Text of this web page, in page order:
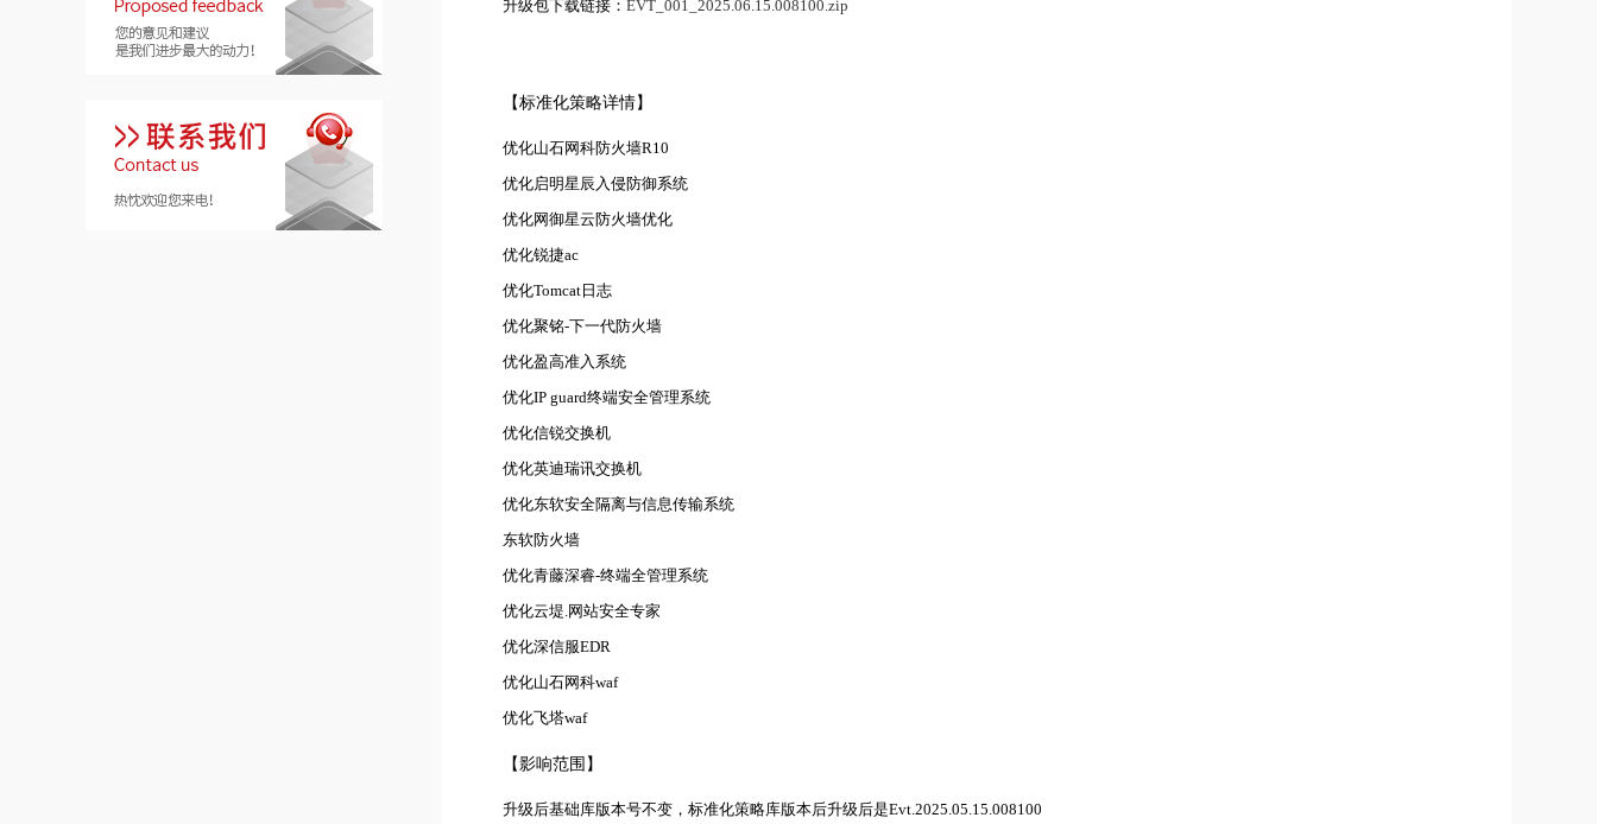
升级包下载链接： EVT_001_2025.06.15.008100.zip
【标准化策略详情】
优化山石网科防火墙R10
优化启明星辰入侵防御系统
优化网御星云防火墙优化
优化锐捷ac
优化Tomcat日志
优化聚铭-下一代防火墙
优化盈高准入系统
优化IP guard终端安全管理系统
优化信锐交换机
优化英迪瑞讯交换机
优化东软安全隔离与信息传输系统
东软防火墙
优化青藤深睿-终端全管理系统
优化云堤.网站安全专家
优化深信服EDR
优化山石网科waf
优化飞塔waf
【影响范围】
升级后基础库版本号不变，标准化策略库版本后升级后是Evt.2025.05.15.008100